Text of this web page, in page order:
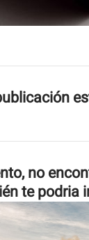
no
te podria